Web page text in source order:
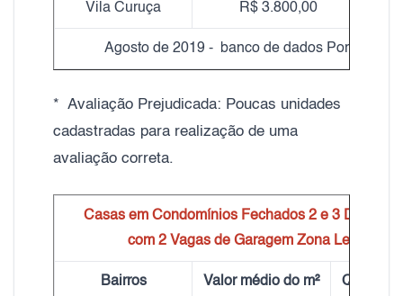
Vila Curuça R$ 3.800,00
Agosto de 2019 - banco de dados Portal ZL
* Avaliação Prejudicada: Poucas unidades
cadastradas para realização de uma
avaliação correta.
Casas em Condomínios Fechados 2 e 3
com 2 Vagas de Garagem Zona Leste
Bairros Valor médio do m² Qtd.